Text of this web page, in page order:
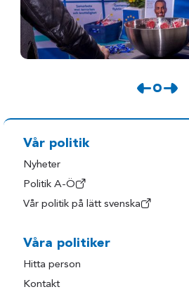
Vår politik
Nyheter
Politik A-Ö
Vår politik på lätt svenska
Våra politiker
Hitta person
Kontakt